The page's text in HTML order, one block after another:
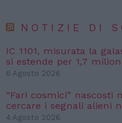
NOTIZIE DI
IC 1101, misurata la
si estende per 1,7
6 Agosto 2026
“Fari cosmici” nascosti
cercare i segnali alieni
4 Agosto 2026